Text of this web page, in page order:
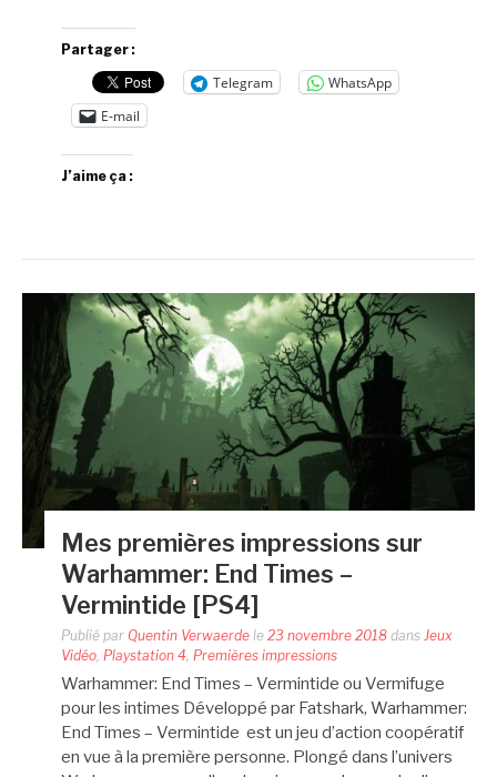
Partager :
Telegram
WhatsApp
E-mail
J’aime ça :
Mes premières impressions sur
Warhammer: End Times –
Vermintide [PS4]
Publié par Quentin Verwaerde le 23 novembre 2018 dans Jeux
Vidéo Playstation 4 Premières impressions
Warhammer: End Times – Vermintide ou Vermifuge
pour les intimes Développé par Fatshark, Warhammer:
End Times – Vermintide est un jeu d’action coopératif
en vue à la première personne. Plongé dans l’univers